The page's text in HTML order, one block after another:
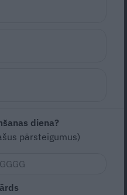
ka esmu ļoti
fakti par
diena?
pārsteigumus)